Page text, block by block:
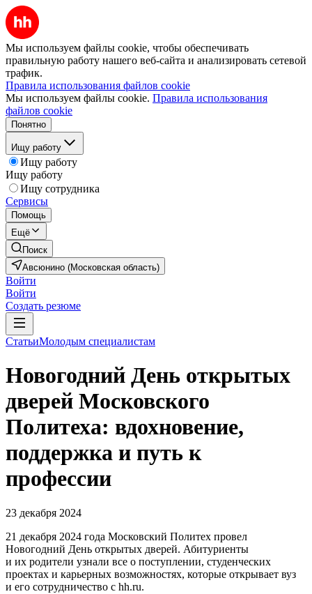
Мы используем файлы cookie, чтобы обеспечивать
правильную работу нашего веб-сайта и анализировать сетевой
трафик.
Правила использования файлов cookie
Мы используем файлы cookie. Правила использования
файлов cookie
Понятно
Ищу работу
Ищу работу
Ищу работу
Ищу сотрудника
Сервисы
Помощь
Ещё
Поиск
Авсюнино (Московская область)
Войти
Войти
Создать резюме
СтатьиМолодым специалистам
Новогодний День открытых
дверей Московского
Политеха: вдохновение,
поддержка и путь к
профессии
23 декабря 2024
21 декабря 2024 года Московский Политех провел
Новогодний День открытых дверей. Абитуриенты
и их родители узнали все о поступлении, студенческих
проектах и карьерных возможностях, которые открывает вуз
и его сотрудничество с hh.ru.